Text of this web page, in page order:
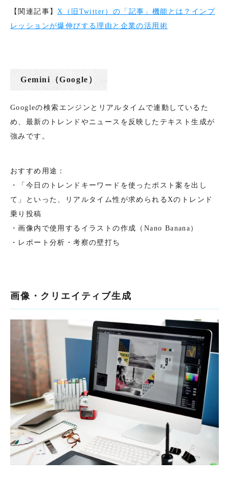
【関連記事】X（旧Twitter）の「記事」機能とは？インプ
レッションが爆伸びする理由と企業の活用術
Gemini（Google）
Googleの検索エンジンとリアルタイムで連動しているた
め、最新のトレンドやニュースを反映したテキスト生成が
強みです。
おすすめ用途：
・「今日のトレンドキーワードを使ったポスト案を出し
て」といった、リアルタイム性が求められるXのトレンド
乗り投稿
・画像内で使用するイラストの作成（Nano Banana）
・レポート分析・考察の壁打ち
画像・クリエイティブ生成